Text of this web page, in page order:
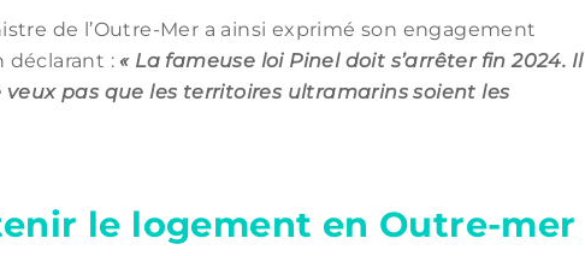
de l’Outre-Mer a ainsi exprimé son engagement
déclarant : « La fameuse loi Pinel doit s’arrêter fin 2024. Il
pas que les territoires ultramarins soient les
le logement en Outre-mer